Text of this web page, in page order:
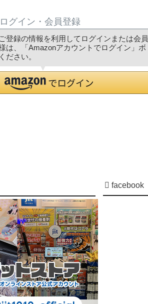
グイン・会員登録
登録の情報を利用してログインまたは会員
は、「Amazonアカウントでログイン」ボ
ださい。
facebook